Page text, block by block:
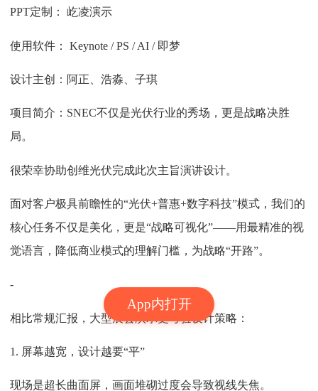
App内打开
PPT定制： 屹凌演示
使用软件： Keynote / PS / AI / 即梦
设计主创：阿正、浩淼、子琪
项目简介：SNEC不仅是光伏行业的秀场，更是战略决胜
局。
很荣幸协助创维光伏完成此次主旨演讲设计。
面对客户极具前瞻性的“光伏+普惠+数字科技”模式，我们的
核心任务不仅是美化，更是“战略可视化”——用最精准的视
觉语言，降低商业模式的理解门槛，为战略“开路”。
-
相比常规汇报，大型展会演示更考验设计策略：
1. 屏幕越宽，设计越要“平”
现场是超长曲面屏，画面堆砌过度会导致视线失焦。